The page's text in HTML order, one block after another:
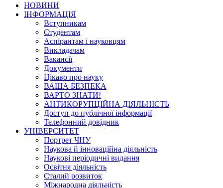
НОВИНИ
ІНФОРМАЦІЯ
Вступникам
Студентам
Аспірантам і науковцям
Викладачам
Вакансії
Документи
Цікаво про науку
ВАША БЕЗПЕКА
ВАРТО ЗНАТИ!
АНТИКОРУПЦІЙНА ДІЯЛЬНІСТЬ
Доступ до публічної інформації
Телефонний довідник
УНІВЕРСИТЕТ
Портрет ЧНУ
Наукова й інноваційна діяльність
Наукові періодичні видання
Освітня діяльність
Сталий розвиток
Міжнародна діяльність